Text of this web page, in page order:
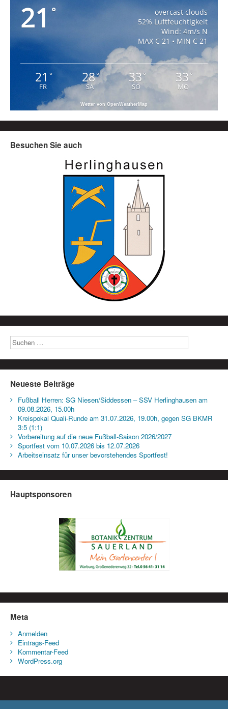
21 °
overcast clouds
52% Luftfeuchtigkeit
Wind: 4m/s N
MAX C 21 • MIN C 21
21 °
FR
28°
SA
33°
SO
33 °
MO
Wetter von OpenWeatherMap
Besuchen Sie auch
Neueste Beiträge
Fußball Herren: SG Niesen/Siddessen – SSV Herlinghausen am
09.08.2026, 15.00h
Kreispokal Quali-Runde am 31.07.2026, 19.00h, gegen SG BKMR
3:5 (1:1)
Vorbereitung auf die neue Fußball-Saison 2026/2027
Sportfest vom 10.07.2026 bis 12.07.2026
Arbeitseinsatz für unser bevorstehendes Sportfest!
Hauptsponsoren
Meta
Anmelden
Eintrags-Feed
Kommentar-Feed
WordPress.org